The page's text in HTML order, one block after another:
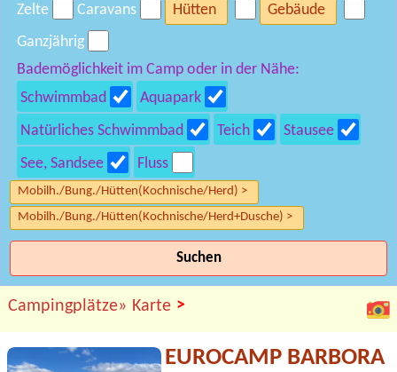
Zelte Caravans Hütten
Gebäude
Ganzjährig
Bademöglichkeit im Camp oder in der Nähe:
Schwimmbad
Aquapark
Natürliches Schwimmbad
Teich
Stausee
See, Sandsee
Fluss
Mobilh./Bung./Hütten(Kochnische/Herd) >
Mobilh./Bung./Hütten(Kochnische/Herd+Dusche) >
Suchen
Campingplätze» Karte >
EUROCAMP BARBORA